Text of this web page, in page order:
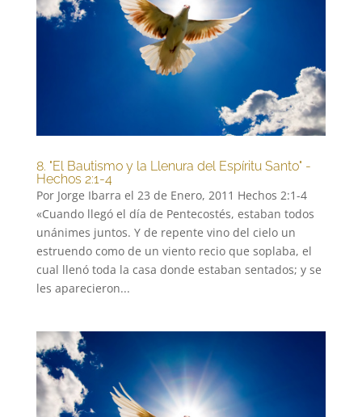
8. "El Bautismo y la Llenura del Espíritu Santo" -
Hechos 2:1-4
Por Jorge Ibarra el 23 de Enero, 2011 Hechos 2:1-4
«Cuando llegó el día de Pentecostés, estaban todos
unánimes juntos. Y de repente vino del cielo un
estruendo como de un viento recio que soplaba, el
cual llenó toda la casa donde estaban sentados; y se
les aparecieron...